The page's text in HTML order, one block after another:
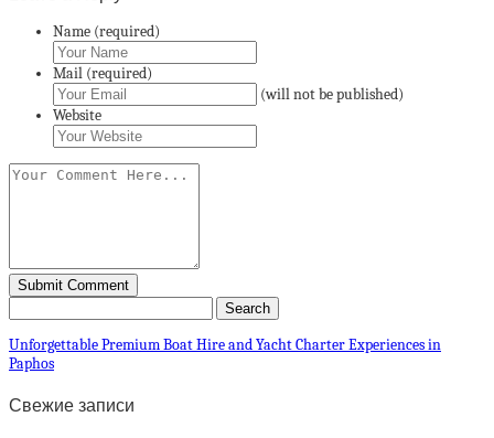
Name (required)
Mail (required)
(will not be published)
Website
Unforgettable Premium Boat Hire and Yacht Charter Experiences in
Paphos
Свежие записи